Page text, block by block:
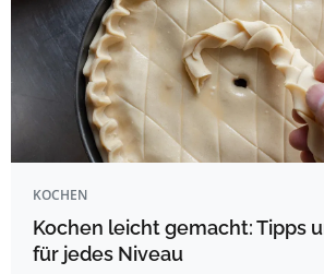
KOCHEN
Kochen leicht gemacht: Tipps
für jedes Niveau